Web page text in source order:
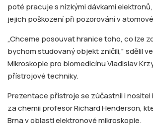
poté pracuje s nízkými dávkami
jejich poškození při pozorování v
„Chceme posouvat hranice toho, co lze
bychom studovaný objekt zničili," sdělil
Mikroskopie pro biomedicínu Vladislav
přístrojové techniky.
Prezentace přístroje se zúčastnil i nositel
za chemii profesor Richard Henderson,
Brna v oblasti elektronové mikroskopie.